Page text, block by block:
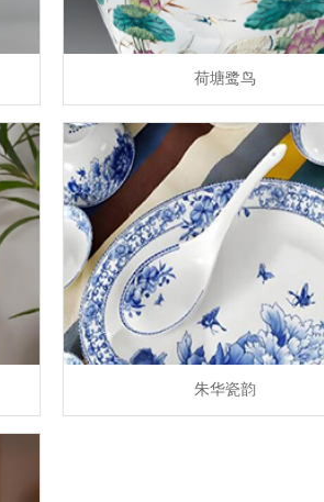
荷塘鹭鸟
朱华瓷韵